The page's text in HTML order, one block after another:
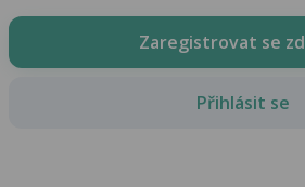
Zaregistrovat se
Přihlásit se